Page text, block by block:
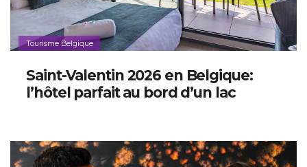
Tourisme Belgique
Saint-Valentin 2026 en Belgique:
l’hôtel parfait au bord d’un lac